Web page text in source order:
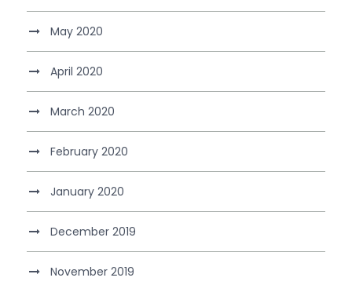
May 2020
April 2020
March 2020
February 2020
January 2020
December 2019
November 2019